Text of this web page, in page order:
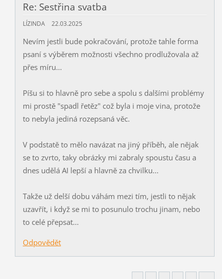
Re: Sestřina svatba
LÍZINDA 22.03.2025
Nevím jestli bude pokračování, protože tahle forma
psaní s výběrem možnosti všechno prodlužovala až
přes míru...
Píšu si to hlavně pro sebe a spolu s dalšími problémy
mi prostě "spadl řetěz" což byla i moje vina, protože
to nebyla jediná rozepsaná věc.
V podstatě to mělo navázat na jiný příběh, ale nějak
se to zvrto, taky obrázky mi zabraly spoustu času a
dnes udělá AI lepší a hlavně za chvilku...
Takže už delší dobu váhám mezi tím, jestli to nějak
uzavřít, i když se mi to posunulo trochu jinam, nebo
to celé přepsat...
Odpovědět